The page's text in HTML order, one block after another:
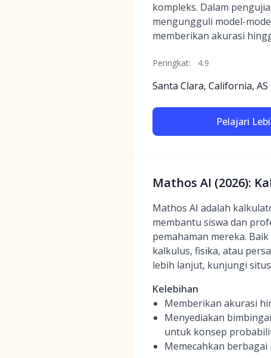
kompleks. Dalam
mengungguli model-
memberikan akurasi
Peringkat: 4.9
Santa Clara, California, AS
Pelajari
Mathos AI (2026):
Mathos AI adalah
membantu siswa dan
pemahaman mereka.
kalkulus, fisika, atau
lebih lanjut, kunjungi
Kelebihan
Memberikan akurasi
Menyediakan
untuk konsep
Memecahkan